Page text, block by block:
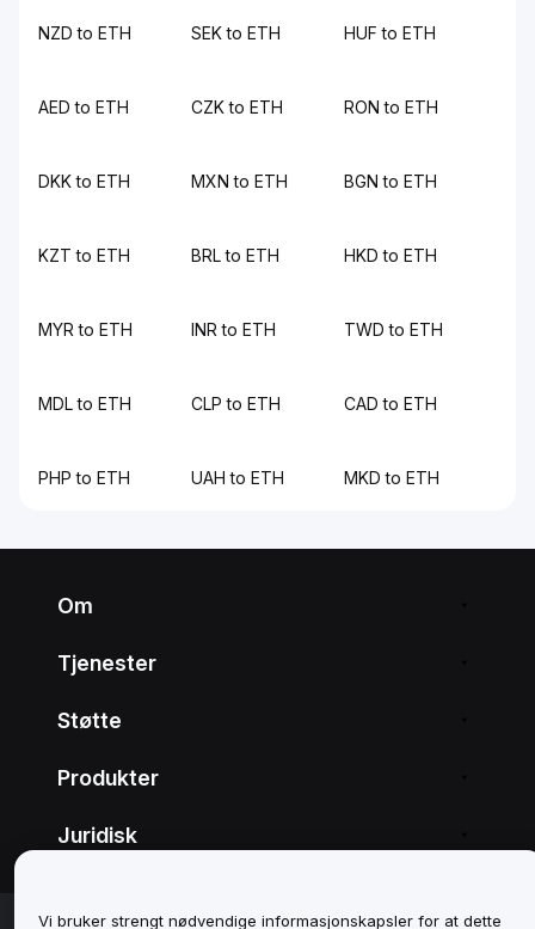
NZD to ETH SEK to ETH HUF to ETH
AED to ETH CZK to ETH RON to ETH
DKK to ETH MXN to ETH BGN to ETH
KZT to ETH BRL to ETH HKD to ETH
MYR to ETH INR to ETH TWD to ETH
MDL to ETH CLP to ETH CAD to ETH
PHP to ETH UAH to ETH MKD to ETH
Om
Tjenester
Støtte
Produkter
Juridisk
© 2025-2026 Bybit.eu. All rights reserved.
Vi bruker strengt nødvendige informasjonskapsler for at dette